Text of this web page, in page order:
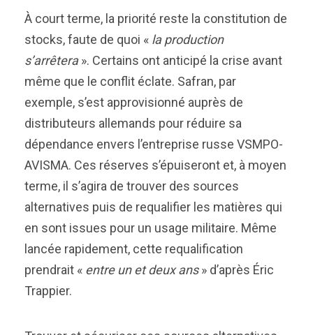
À court terme, la priorité reste la constitution de
stocks, faute de quoi « la production
s’arrêtera». Certains ont anticipé la crise avant
même que le conflit éclate. Safran, par
exemple, s’est approvisionné auprès de
distributeurs allemands pour réduire sa
dépendance envers l’entreprise russe VSMPO-
AVISMA. Ces réserves s’épuiseront et, à moyen
terme, il s’agira de trouver des sources
alternatives puis de requalifier les matières qui
en sont issues pour un usage militaire. Même
lancée rapidement, cette requalification
prendrait « entre un et deux ans» d’après Éric
Trappier.